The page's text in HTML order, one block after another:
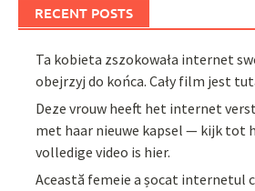
RECENT POSTS
Ta kobieta zszokowała internet
obejrzyj do końca. Cały film jest
Deze vrouw heeft het internet
met haar nieuwe kapsel — kijk tot
volledige video is hier.
Această femeie a șocat internetul